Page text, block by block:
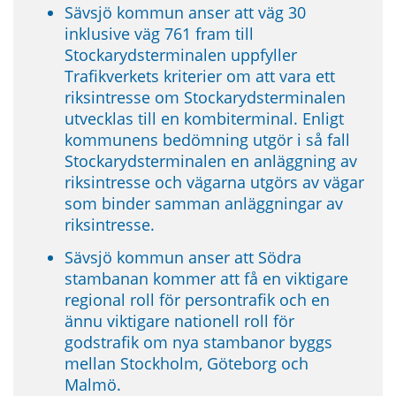
Sävsjö kommun anser att väg 30
inklusive väg 761 fram till
Stockarydsterminalen uppfyller
Trafikverkets kriterier om att vara ett
riksintresse om Stockarydsterminalen
utvecklas till en kombiterminal. Enligt
kommunens bedömning utgör i så fall
Stockarydsterminalen en anläggning av
riksintresse och vägarna utgörs av vägar
som binder samman anläggningar av
riksintresse.
Sävsjö kommun anser att Södra
stambanan kommer att få en viktigare
regional roll för persontrafik och en
ännu viktigare nationell roll för
godstrafik om nya stambanor byggs
mellan Stockholm, Göteborg och
Malmö.